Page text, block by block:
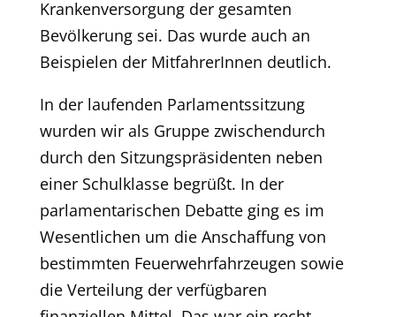
Krankenversorgung der gesamten
Bevölkerung sei. Das wurde auch an
Beispielen der MitfahrerInnen deutlich.
In der laufenden Parlamentssitzung
wurden wir als Gruppe zwischendurch
durch den Sitzungspräsidenten neben
einer Schulklasse begrüßt. In der
parlamentarischen Debatte ging es im
Wesentlichen um die Anschaffung von
bestimmten Feuerwehrfahrzeugen sowie
die Verteilung der verfügbaren